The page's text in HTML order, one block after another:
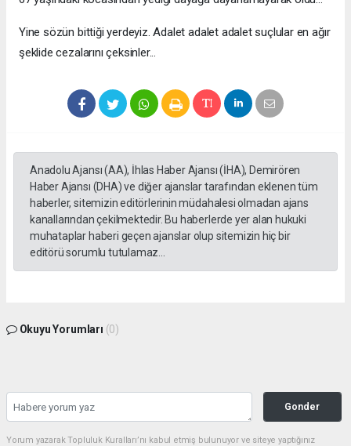
Yine sözün bittiği yerdeyiz. Adalet adalet adalet suçlular en ağır
şeklide cezalarını çeksinler...
Anadolu Ajansı (AA), İhlas Haber Ajansı (İHA), Demirören
Haber Ajansı (DHA) ve diğer ajanslar tarafından eklenen tüm
haberler, sitemizin editörlerinin müdahalesi olmadan ajans
kanallarından çekilmektedir. Bu haberlerde yer alan hukuki
muhataplar haberi geçen ajanslar olup sitemizin hiç bir
editörü sorumlu tutulamaz...
Okuyu Yorumları (0)
Gonder
Yorum yazarak Topluluk Kuralları’nı kabul etmiş bulunuyor ve siteye yaptığınız